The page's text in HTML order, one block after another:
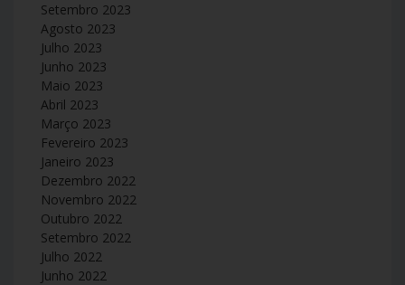
Setembro 2023
Agosto 2023
Julho 2023
Junho 2023
Maio 2023
Abril 2023
Março 2023
Fevereiro 2023
Janeiro 2023
Dezembro 2022
Novembro 2022
Outubro 2022
Setembro 2022
Julho 2022
Junho 2022